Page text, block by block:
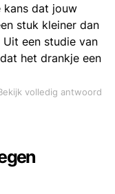
kans dat jouw
stuk kleiner dan
een studie van
het drankje een
volledig antwoord